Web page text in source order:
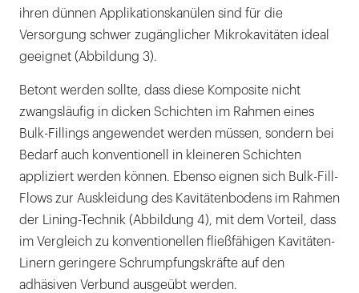
ihren dünnen Applikationskanülen sind für die
Versorgung schwer zugänglicher Mikrokavitäten ideal
geeignet (Abbildung 3).
Betont werden sollte, dass diese Komposite nicht
zwangsläufig in dicken Schichten im Rahmen eines
Bulk-Fillings angewendet werden müssen, sondern bei
Bedarf auch konventionell in kleineren Schichten
appliziert werden können. Ebenso eignen sich Bulk-Fill-
Flows zur Auskleidung des Kavitätenbodens im Rahmen
der Lining-Technik (Abbildung 4), mit dem Vorteil, dass
im Vergleich zu konventionellen fließfähigen Kavitäten-
Linern geringere Schrumpfungskräfte auf den
adhäsiven Verbund ausgeübt werden.